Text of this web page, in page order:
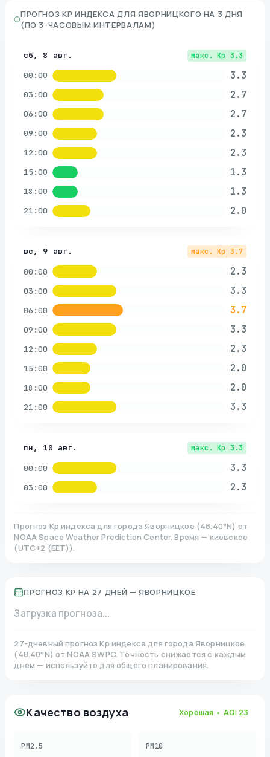
ПРОГНОЗ KP ИНДЕКСА ДЛЯ ЯВОРНИЦКОГО НА 3 ДНЯ
(ПО 3-ЧАСОВЫМ ИНТЕРВАЛАМ)
сб, 8 авг. макс. Kp 3.3
00:00 3.3
03:00 2.7
06:00 2.7
09:00 2.3
12:00 2.3
15:00 1.3
18:00 1.3
21:00 2.0
вс, 9 авг. макс. Kp 3.7
00:00 2.3
03:00 3.3
06:00 3.7
09:00 3.3
12:00 2.3
15:00 2.0
18:00 2.0
21:00 3.3
пн, 10 авг. макс. Kp 3.3
00:00 3.3
03:00 2.3
Прогноз Kp индекса для города Яворницкое (48.40°N) от
NOAA Space Weather Prediction Center. Время — киевское
(UTC+2 (EET)).
ПРОГНОЗ KP НА 27 ДНЕЙ — ЯВОРНИЦКОЕ
Загрузка прогноза...
27-дневный прогноз Kp индекса для города Яворницкое
(48.40°N)от NOAA SWPC. Точность снижается с каждым
днём — используйте для общего планирования.
Качество воздуха Хорошая • AQI 23
PM2.5 PM10